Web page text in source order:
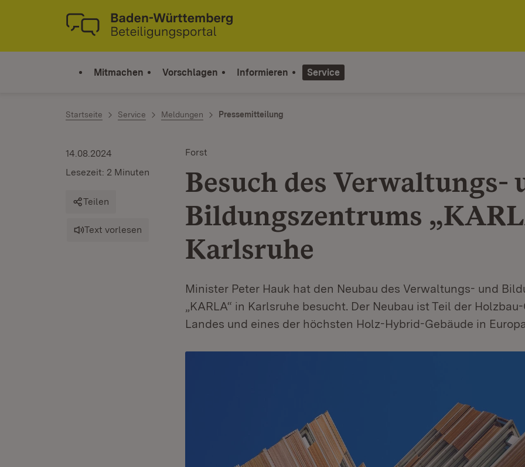
Zum Inhalt springen
Link zur Startseite
Mitmachen Vorschlagen Informieren Service
Startseite Service Meldungen Pressemitteilung
Forst
Besuch des Verwaltungs-
Bildungszentrums
Karlsruhe
Minister Peter Hauk hat den Neubau des Verwaltungs- und
„KARLA“ in Karlsruhe besucht. Der Neubau ist Teil der
Landes und eines der höchsten Holz-Hybrid-Gebäude in
14.08.2024
Lesezeit: 2 Minuten
Teilen
Text vorlesen